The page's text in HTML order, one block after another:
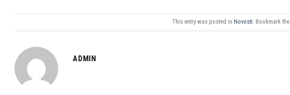
This entry was posted in Novosti. Bookmark the
ADMIN